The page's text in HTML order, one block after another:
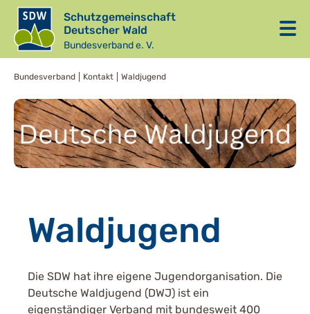
Schutzgemeinschaft
Deutscher Wald
Bundesverband e. V.
Bundesverband Kontakt Waldjugend
Waldjugend
Die SDW hat ihre eigene Jugendorganisation. Die
Deutsche Waldjugend (DWJ) ist ein
eigenständiger Verband mit bundesweit 400